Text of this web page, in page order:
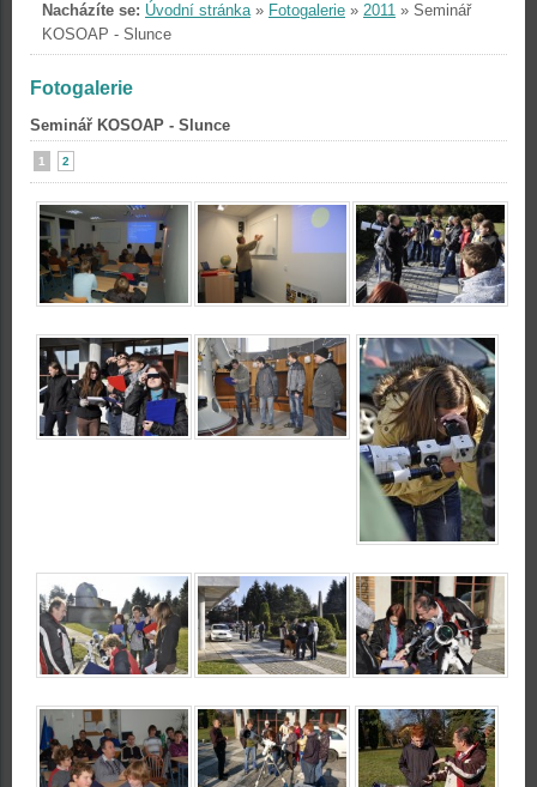
Nacházíte se: Úvodní stránka» Fotogalerie » 2011 » Seminář
KOSOAP - Slunce
Fotogalerie
Seminář KOSOAP - Slunce
1 2